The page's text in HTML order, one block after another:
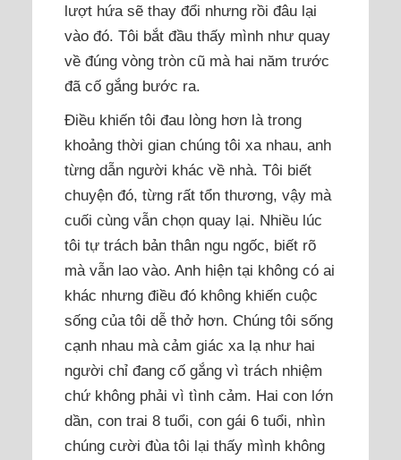
lượt hứa sẽ thay đổi nhưng rồi đâu lại
vào đó. Tôi bắt đầu thấy mình như quay
về đúng vòng tròn cũ mà hai năm trước
đã cố gắng bước ra.
Điều khiến tôi đau lòng hơn là trong
khoảng thời gian chúng tôi xa nhau, anh
từng dẫn người khác về nhà. Tôi biết
chuyện đó, từng rất tổn thương, vậy mà
cuối cùng vẫn chọn quay lại. Nhiều lúc
tôi tự trách bản thân ngu ngốc, biết rõ
mà vẫn lao vào. Anh hiện tại không có ai
khác nhưng điều đó không khiến cuộc
sống của tôi dễ thở hơn. Chúng tôi sống
cạnh nhau mà cảm giác xa lạ như hai
người chỉ đang cố gắng vì trách nhiệm
chứ không phải vì tình cảm. Hai con lớn
dần, con trai 8 tuổi, con gái 6 tuổi, nhìn
chúng cười đùa tôi lại thấy mình không